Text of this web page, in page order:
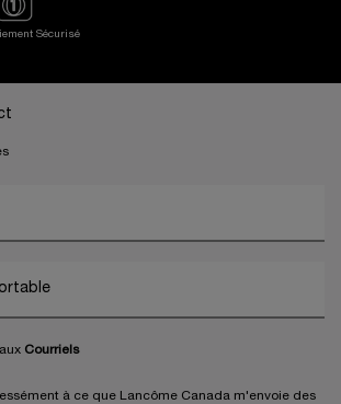
Sécurisé
Courriels
à ce que Lancôme Canada m'envoie des